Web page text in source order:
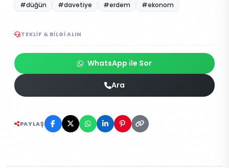
#düğün #davetiye #erdem #ekonom
TEKLIF & BILGI ALIN
WhatsApp ile Sor
Ara
PAYLAŞ